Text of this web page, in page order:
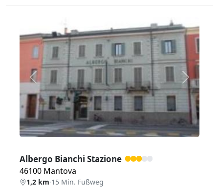
Zurück Weiter
Albergo Bianchi Stazione
46100 Mantova
1,2 km·15 Min. Fußweg